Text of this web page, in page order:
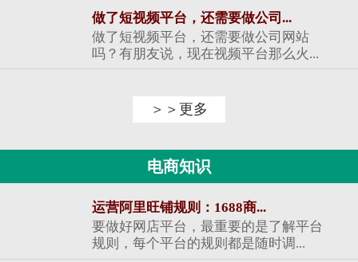
做了短视频平台，还需要做公司...
做了短视频平台，还需要做公司网站
吗？有朋友说，现在视频平台那么火...
＞＞更多
电商知识
运营阿里旺铺规则：1688商...
要做好网店平台，最重要的是了解平台
规则，每个平台的规则都是随时调...